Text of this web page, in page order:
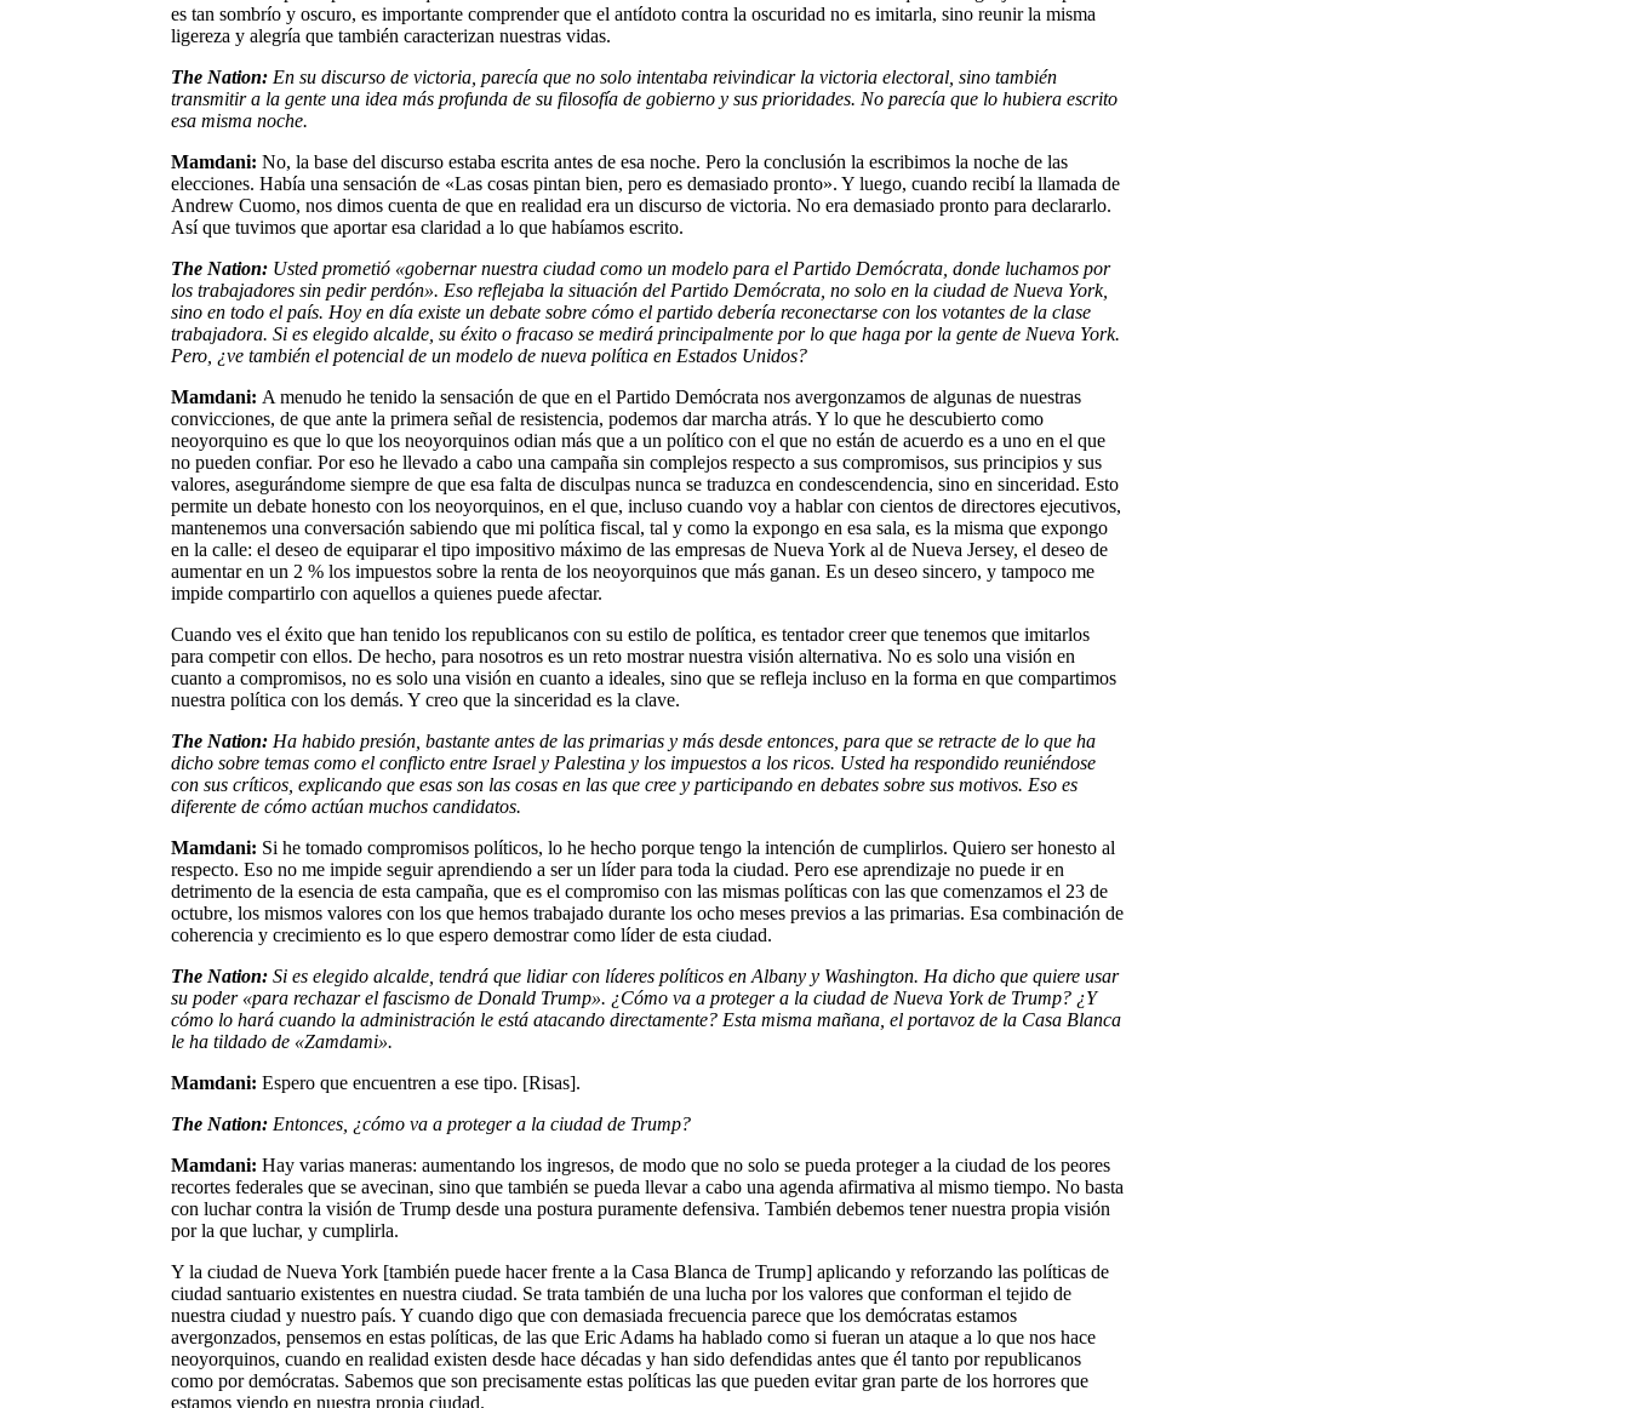
es tan sombrío y oscuro, es importante comprender que el antídoto contra la oscuridad no es imitarla, sino reunir la misma
ligereza y alegría que también caracterizan nuestras vidas.
The Nation:En su discurso de victoria, parecía que no solo intentaba reivindicar la victoria electoral, sino también
transmitir a la gente una idea más profunda de su filosofía de gobierno y sus prioridades. No parecía que lo hubiera escrito
esa misma noche.
Mamdani: No, la base del discurso estaba escrita antes de esa noche. Pero la conclusión la escribimos la noche de las
elecciones. Había una sensación de «Las cosas pintan bien, pero es demasiado pronto». Y luego, cuando recibí la llamada de
Andrew Cuomo, nos dimos cuenta de que en realidad era un discurso de victoria. No era demasiado pronto para declararlo.
Así que tuvimos que aportar esa claridad a lo que habíamos escrito.
The Nation:Usted prometió «gobernar nuestra ciudad como un modelo para el Partido Demócrata, donde luchamos por
los trabajadores sin pedir perdón». Eso reflejaba la situación del Partido Demócrata, no solo en la ciudad de Nueva York,
sino en todo el país. Hoy en día existe un debate sobre cómo el partido debería reconectarse con los votantes de la clase
trabajadora. Si es elegido alcalde, su éxito o fracaso se medirá principalmente por lo que haga por la gente de Nueva York.
Pero, ¿ve también el potencial de un modelo de nueva política en Estados Unidos?
Mamdani: A menudo he tenido la sensación de que en el Partido Demócrata nos avergonzamos de algunas de nuestras
convicciones, de que ante la primera señal de resistencia, podemos dar marcha atrás. Y lo que he descubierto como
neoyorquino es que lo que los neoyorquinos odian más que a un político con el que no están de acuerdo es a uno en el que
no pueden confiar. Por eso he llevado a cabo una campaña sin complejos respecto a sus compromisos, sus principios y sus
valores, asegurándome siempre de que esa falta de disculpas nunca se traduzca en condescendencia, sino en sinceridad. Esto
permite un debate honesto con los neoyorquinos, en el que, incluso cuando voy a hablar con cientos de directores ejecutivos,
mantenemos una conversación sabiendo que mi política fiscal, tal y como la expongo en esa sala, es la misma que expongo
en la calle: el deseo de equiparar el tipo impositivo máximo de las empresas de Nueva York al de Nueva Jersey, el deseo de
aumentar en un 2 % los impuestos sobre la renta de los neoyorquinos que más ganan. Es un deseo sincero, y tampoco me
impide compartirlo con aquellos a quienes puede afectar.
Cuando ves el éxito que han tenido los republicanos con su estilo de política, es tentador creer que tenemos que imitarlos
para competir con ellos. De hecho, para nosotros es un reto mostrar nuestra visión alternativa. No es solo una visión en
cuanto a compromisos, no es solo una visión en cuanto a ideales, sino que se refleja incluso en la forma en que compartimos
nuestra política con los demás. Y creo que la sinceridad es la clave.
The Nation:Ha habido presión, bastante antes de las primarias y más desde entonces, para que se retracte de lo que ha
dicho sobre temas como el conflicto entre Israel y Palestina y los impuestos a los ricos. Usted ha respondido reuniéndose
con sus críticos, explicando que esas son las cosas en las que cree y participando en debates sobre sus motivos. Eso es
diferente de cómo actúan muchos candidatos.
Mamdani: Si he tomado compromisos políticos, lo he hecho porque tengo la intención de cumplirlos. Quiero ser honesto al
respecto. Eso no me impide seguir aprendiendo a ser un líder para toda la ciudad. Pero ese aprendizaje no puede ir en
detrimento de la esencia de esta campaña, que es el compromiso con las mismas políticas con las que comenzamos el 23 de
octubre, los mismos valores con los que hemos trabajado durante los ocho meses previos a las primarias. Esa combinación de
coherencia y crecimiento es lo que espero demostrar como líder de esta ciudad.
The Nation:Si es elegido alcalde, tendrá que lidiar con líderes políticos en Albany y Washington. Ha dicho que quiere usar
su poder «para rechazar el fascismo de Donald Trump». ¿Cómo va a proteger a la ciudad de Nueva York de Trump? ¿Y
cómo lo hará cuando la administración le está atacando directamente? Esta misma mañana, el portavoz de la Casa Blanca
le ha tildado de «Zamdami».
Mamdani: Espero que encuentren a ese tipo. [Risas].
The Nation:Entonces, ¿cómo va a proteger a la ciudad de Trump?
Mamdani: Hay varias maneras: aumentando los ingresos, de modo que no solo se pueda proteger a la ciudad de los peores
recortes federales que se avecinan, sino que también se pueda llevar a cabo una agenda afirmativa al mismo tiempo. No basta
con luchar contra la visión de Trump desde una postura puramente defensiva. También debemos tener nuestra propia visión
por la que luchar, y cumplirla.
Y la ciudad de Nueva York [también puede hacer frente a la Casa Blanca de Trump] aplicando y reforzando las políticas de
ciudad santuario existentes en nuestra ciudad. Se trata también de una lucha por los valores que conforman el tejido de
nuestra ciudad y nuestro país. Y cuando digo que con demasiada frecuencia parece que los demócratas estamos
avergonzados, pensemos en estas políticas, de las que Eric Adams ha hablado como si fueran un ataque a lo que nos hace
neoyorquinos, cuando en realidad existen desde hace décadas y han sido defendidas antes que él tanto por republicanos
como por demócratas. Sabemos que son precisamente estas políticas las que pueden evitar gran parte de los horrores que
estamos viendo en nuestra propia ciudad.